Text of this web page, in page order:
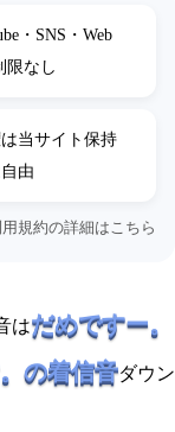
・SNS・Web
限なし
当サイト保持
由
規約の詳細はこちら
はだめですー。
の着信音ダウン